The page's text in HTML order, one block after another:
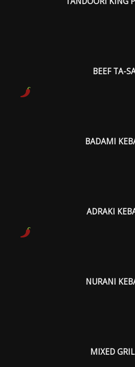
BEEF TA-
BADAMI
ADRAKI
NURANI
MIXED